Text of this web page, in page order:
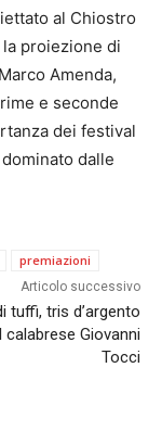
al Chiostro
proiezione di
Amenda,
e seconde
dei festival
dalle
premiazioni
Articolo successivo
tuffi, tris d’argento
calabrese Giovanni
Tocci